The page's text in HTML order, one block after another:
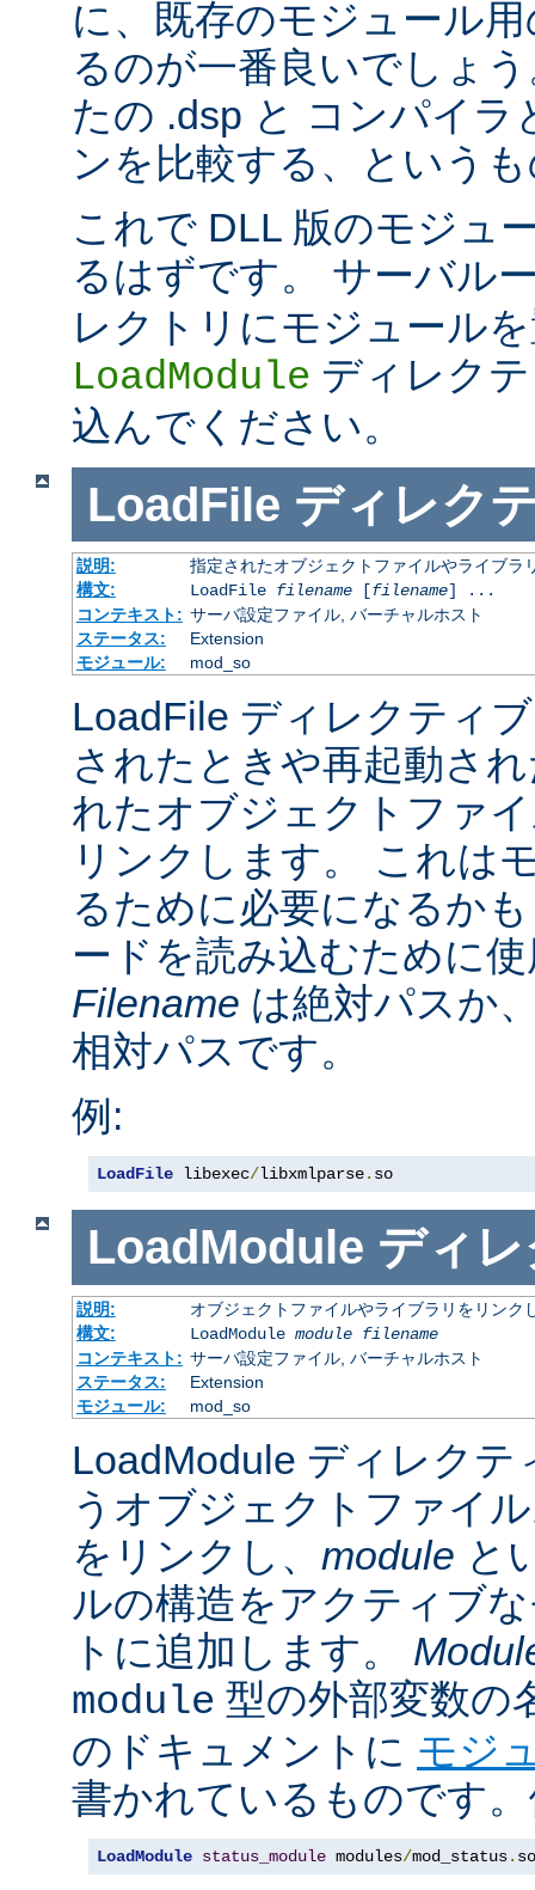
に、既存のモジュール
るのが一番良いでしょ
たの .dsp と コンパイ
ンを比較する、という
これで DLL 版のモジュ
るはずです。 サーバル
レクトリにモジュール
LoadModule ディレク
込んでください。
LoadFile ディレク
説明:
指定されたオブジェクトファイルやライブラ
構文:
LoadFile filename[filename] ...
コンテキスト: サーバ設定ファイル, バーチャルホスト
ステータス:
Extension
モジュール:
mod_so
LoadFile ディレクティ
されたときや再起動さ
れたオブジェクトファ
リンクします。 これは
るために必要になるか
ードを読み込むために
Filename は絶対パスか
相対パスです。
例:
LoadFile libexec/libxmlparse. so
LoadModule ディ
説明:
オブジェクトファイルやライブラリをリン
構文:
LoadModule module filename
コンテキスト: サーバ設定ファイル, バーチャルホスト
ステータス:
Extension
モジュール:
mod_so
LoadModule ディレク
うオブジェクトファイ
をリンクし、 module と
ルの構造をアクティブ
トに追加します。
module 型の外部変数の
のドキュメントに モジ
書かれているものです
LoadModule status_module modules/mod_status. so